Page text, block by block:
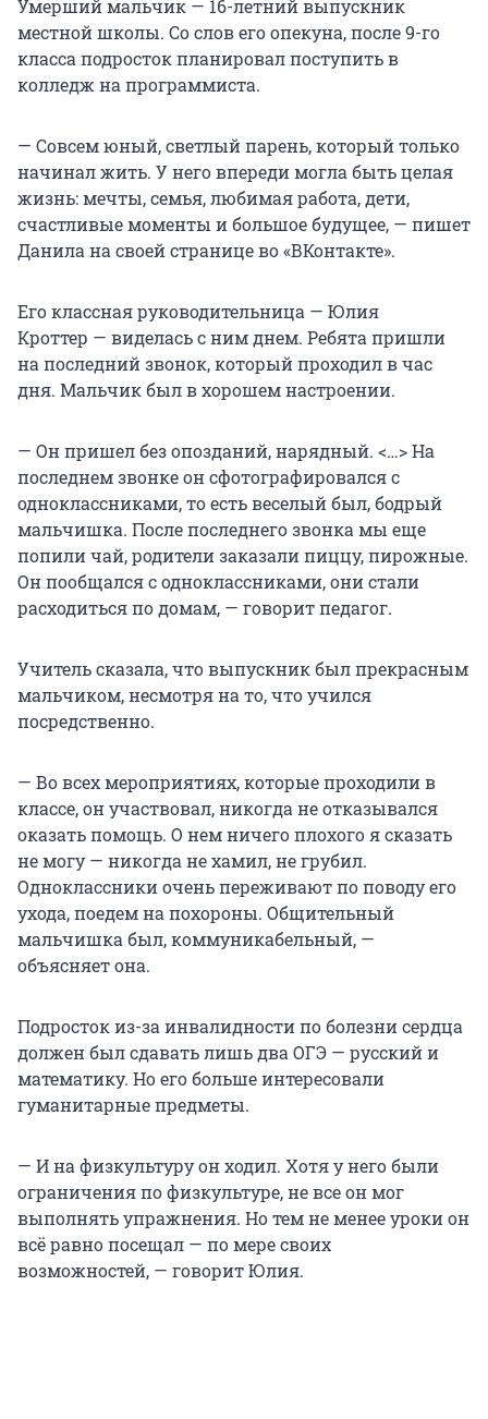
Умерший мальчик — 16-летний выпускник
местной школы. Со слов его опекуна, после 9-го
класса подросток планировал поступить в
колледж на программиста.
— Совсем юный, светлый парень, который только
начинал жить. У него впереди могла быть целая
жизнь: мечты, семья, любимая работа, дети,
счастливые моменты и большое будущее, — пишет
Данила на своей странице во «ВКонтакте».
Его классная руководительница — Юлия
Кроттер — виделась с ним днем. Ребята пришли
на последний звонок, который проходил в час
дня. Мальчик был в хорошем настроении.
— Он пришел без опозданий, нарядный. <…> На
последнем звонке он сфотографировался с
одноклассниками, то есть веселый был, бодрый
мальчишка. После последнего звонка мы еще
попили чай, родители заказали пиццу, пирожные.
Он пообщался с одноклассниками, они стали
расходиться по домам, — говорит педагог.
Учитель сказала, что выпускник был прекрасным
мальчиком, несмотря на то, что учился
посредственно.
— Во всех мероприятиях, которые проходили в
классе, он участвовал, никогда не отказывался
оказать помощь. О нем ничего плохого я сказать
не могу — никогда не хамил, не грубил.
Одноклассники очень переживают по поводу его
ухода, поедем на похороны. Общительный
мальчишка был, коммуникабельный, —
объясняет она.
Подросток из-за инвалидности по болезни сердца
должен был сдавать лишь два ОГЭ — русский и
математику. Но его больше интересовали
гуманитарные предметы.
— И на физкультуру он ходил. Хотя у него были
ограничения по физкультуре, не все он мог
выполнять упражнения. Но тем не менее уроки он
всё равно посещал — по мере своих
возможностей, — говорит Юлия.